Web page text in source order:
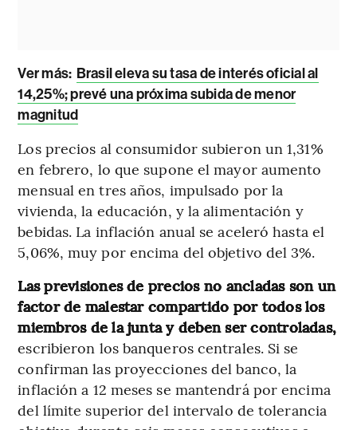
Ver más: Brasil eleva su tasa de interés oficial al
14,25%; prevé una próxima subida de menor
magnitud
Los precios al consumidor subieron un 1,31%
en febrero, lo que supone el mayor aumento
mensual en tres años, impulsado por la
vivienda, la educación, y la alimentación y
bebidas. La inflación anual se aceleró hasta el
5,06%, muy por encima del objetivo del 3%.
Las previsiones de precios no ancladas son un
factor de malestar compartido por todos los
miembros de la junta y deben ser controladas,
escribieron los banqueros centrales. Si se
confirman las proyecciones del banco, la
inflación a 12 meses se mantendrá por encima
del límite superior del intervalo de tolerancia